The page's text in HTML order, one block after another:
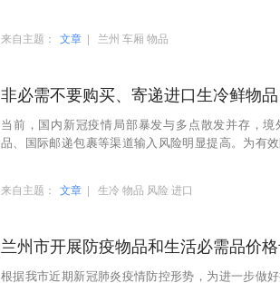
来自主题： 文章 | 兰州 车厢 物品
非必需不要购买、寄递进口生冷鲜物
当前，国内新冠疫情局部暴发与多点散发并存，
品、国际邮递包裹等渠道输入风险明显提高。为有效
来自主题： 文章 | 生冷 物品 风险 进口
兰州市开展防疫物品和生活必需品价
根据我市近期新冠肺炎疫情防控形势，为进一步做